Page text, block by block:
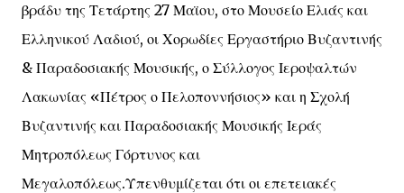
βράδυ της Τετάρτης 27 Μαϊου, στο Μουσείο Ελιάς και
Ελληνικού Λαδιού, οι Χορωδίες Εργαστήριο Βυζαντινής
& Παραδοσιακής Μουσικής, ο Σύλλογος Ιεροψαλτών
Λακωνίας «Πέτρος ο Πελοποννήσιος» και η Σχολή
Βυζαντινής και Παραδοσιακής Μουσικής Ιεράς
Μητροπόλεως Γόρτυνος και
Μεγαλοπόλεως.Υπενθυμίζεται ότι οι επετειακές